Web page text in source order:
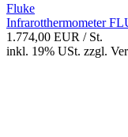
Fluke
Infrarotthermometer
1.774,00 EUR / St.
inkl. 19% USt. zzgl.